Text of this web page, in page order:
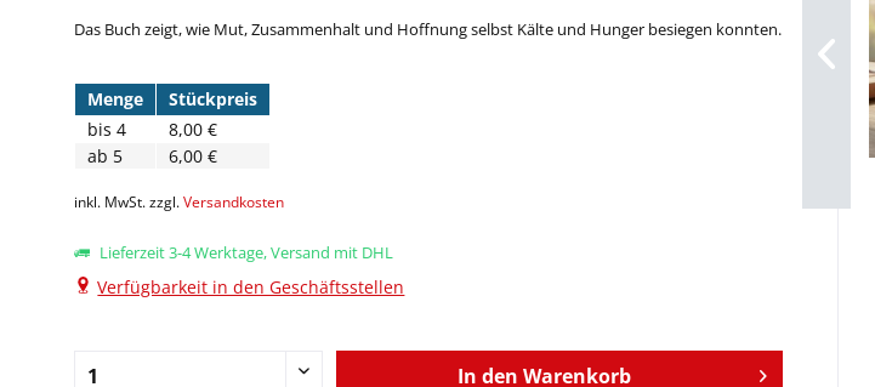
Das Buch zeigt, wie Mut, Zusammenhalt und Hoffnung selbst Kälte und Hunger besiegen konnten.
Menge
Stückpreis
bis4
8,00 €
ab 5 6,00 €
inkl. MwSt. zzgl.Versandkosten
Lieferzeit 3-4 Werktage, Versand mit DHL
Verfügbarkeit in den Geschäftsstellen
In den Warenkorb